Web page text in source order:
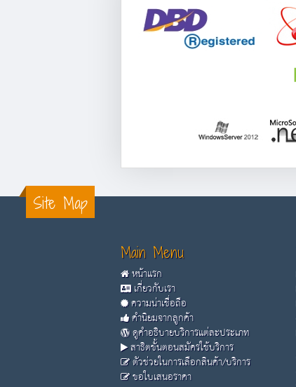
Site Map
Main Menu
หน้าแรก
เกี่ยวกับเรา
ความน่าเชื่อถือ
คำนิยมจากลูกค้า
ดูคำอธิบายบริการแต่ละประเภท
สาธิตขั้นตอนสมัครใช้บริการ
ตัวช่วยในการเลือกสินค้า/บริการ
ขอใบเสนอราคา